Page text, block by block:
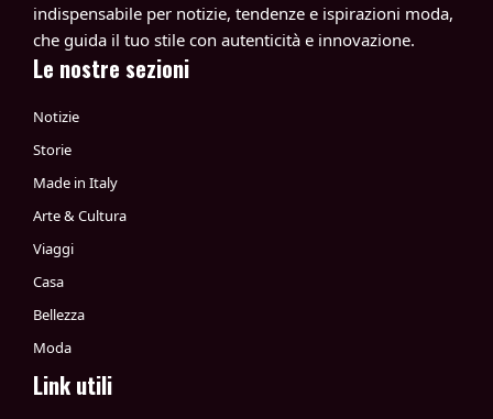
indispensabile per notizie, tendenze e ispirazioni moda,
che guida il tuo stile con autenticità e innovazione.
Le nostre sezioni
Notizie
Storie
Made in Italy
Arte & Cultura
Viaggi
Casa
Bellezza
Moda
Link utili